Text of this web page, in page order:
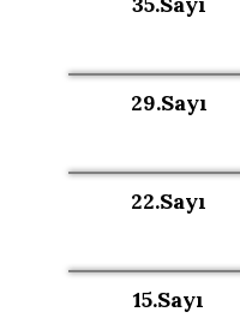
29.Sayı
22.Sayı
15.Sayı